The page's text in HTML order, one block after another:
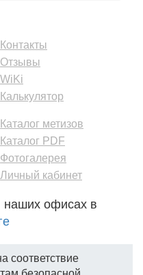
Контакты
Отзывы
WiKi
Калькулятор
Каталог метизов
Каталог PDF
Фотогалерея
Личный кабинет
наших офисах в
соответствие